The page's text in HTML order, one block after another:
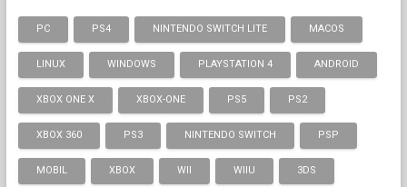
PC PS4 NINTENDO SWITCH LITE MACOS
LINUX WINDOWS PLAYSTATION 4 ANDROID
XBOX ONE X XBOX-ONE PS5 PS2
XBOX 360 PS3 NINTENDO SWITCH PSP
MOBIL XBOX WII WIIU 3DS